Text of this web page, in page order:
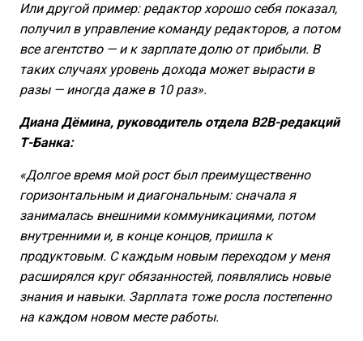
Или другой пример: редактор хорошо себя показал,
получил в управление команду редакторов, а потом
все агентство — и к зарплате долю от прибыли. В
таких случаях уровень дохода может вырасти в
разы — иногда даже в 10 раз».
Диана Дёмина, руководитель отдела B2B-редакций
Т-Банка:
«Долгое время мой рост был преимущественно
горизонтальным и диагональным: сначала я
занималась внешними коммуникациями, потом
внутренними и, в конце концов, пришла к
продуктовым. С каждым новым переходом у меня
расширялся круг обязанностей, появлялись новые
знания и навыки. Зарплата тоже росла постепенно
на каждом новом месте работы.